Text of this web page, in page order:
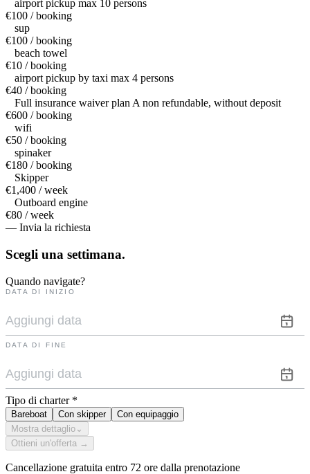
airport pickup max 10 persons
€100 / booking
sup
€100 / booking
beach towel
€10 / booking
airport pickup by taxi max 4 persons
€40 / booking
Full insurance waiver plan A non refundable, without deposit
€600 / booking
wifi
€50 / booking
spinaker
€180 / booking
Skipper
€1,400 / week
Outboard engine
€80 / week
— Invia la richiesta
Scegli una settimana.
Quando navigate?
DATA DI INIZIO
DATA DI FINE
Tipo di charter *
Bareboat Con skipper
Con equipaggio
Mostra dettaglio ⌄
Ottieni un'offerta →
Cancellazione gratuita entro 72 ore dalla prenotazione